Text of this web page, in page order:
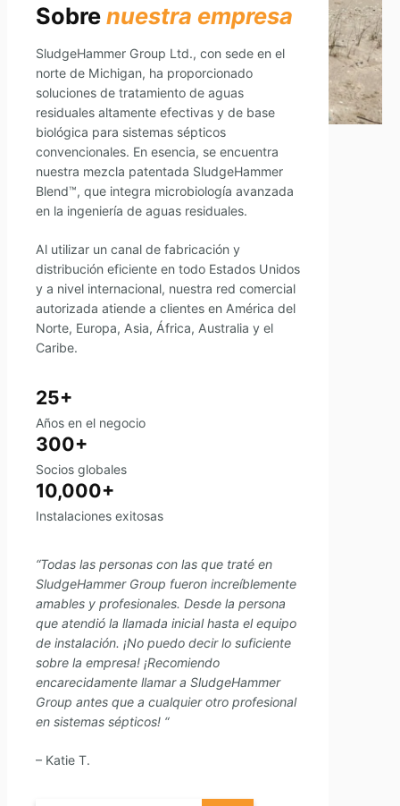
Sobrenuestra empresa
SludgeHammer Group Ltd., con sede en el
norte de Michigan, ha proporcionado
soluciones de tratamiento de aguas
residuales altamente efectivas y de base
biológica para sistemas sépticos
convencionales. En esencia, se encuentra
nuestra mezcla patentada SludgeHammer
Blend™, que integra microbiología avanzada
en la ingeniería de aguas residuales.
Al utilizar un canal de fabricación y
distribución eficiente en todo Estados Unidos
y a nivel internacional, nuestra red comercial
autorizada atiende a clientes en América del
Norte, Europa, Asia, África, Australia y el
Caribe.
25+
Años en el negocio
300+
Socios globales
10,000+
Instalaciones exitosas
“Todas las personas con las que traté en
SludgeHammer Group fueron increíblemente
amables y profesionales. Desde la persona
que atendió la llamada inicial hasta el equipo
de instalación. ¡No puedo decir lo suficiente
sobre la empresa! ¡Recomiendo
encarecidamente llamar a SludgeHammer
Group antes que a cualquier otro profesional
en sistemas sépticos! “
– Katie T.